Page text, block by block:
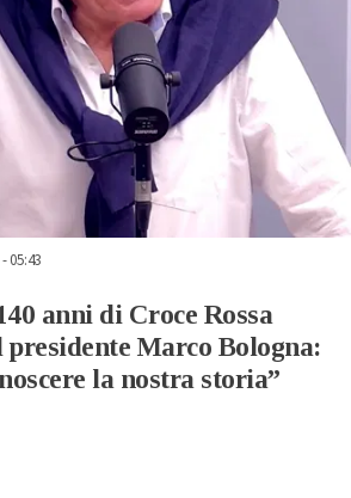
05:43
anni di Croce Rossa
Marco Bologna:
la nostra storia”